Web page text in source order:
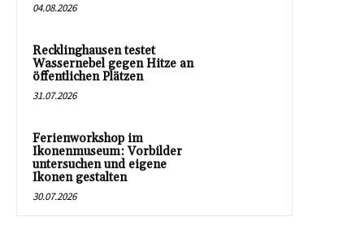
04.08.2026
Recklinghausen testet
Wassernebel gegen Hitze an
öffentlichen Plätzen
31.07.2026
Ferienworkshop im
Ikonenmuseum: Vorbilder
untersuchen und eigene
Ikonen gestalten
30.07.2026